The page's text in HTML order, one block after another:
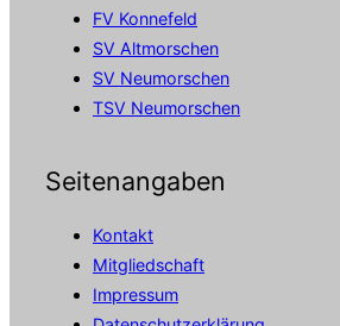
FV Konnefeld
SV Altmorschen
SV Neumorschen
TSV Neumorschen
Seitenangaben
Kontakt
Mitgliedschaft
Impressum